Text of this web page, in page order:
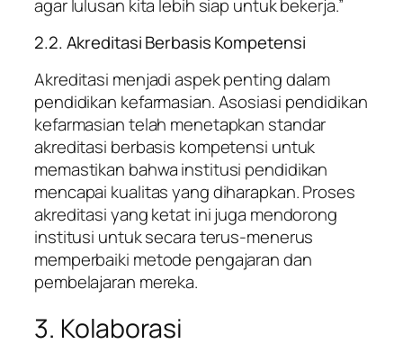
agar lulusan kita lebih siap untuk bekerja.”
2.2. Akreditasi Berbasis Kompetensi
Akreditasi menjadi aspek penting dalam
pendidikan kefarmasian. Asosiasi pendidikan
kefarmasian telah menetapkan standar
akreditasi berbasis kompetensi untuk
memastikan bahwa institusi pendidikan
mencapai kualitas yang diharapkan. Proses
akreditasi yang ketat ini juga mendorong
institusi untuk secara terus-menerus
memperbaiki metode pengajaran dan
pembelajaran mereka.
3. Kolaborasi